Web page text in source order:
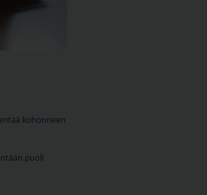
kohonneen
puoli